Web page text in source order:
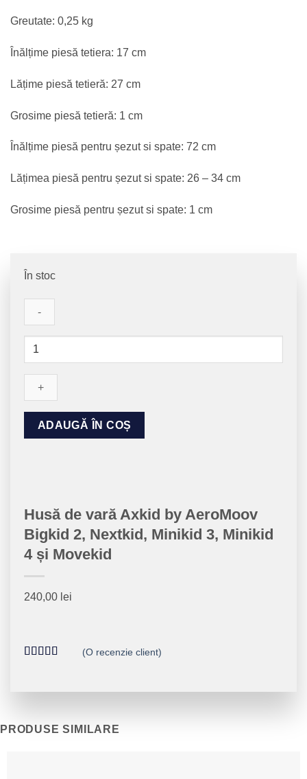
Greutate: 0,25 kg
Înălțime piesă tetiera: 17 cm
Lățime piesă tetieră: 27 cm
Grosime piesă tetieră: 1 cm
Înălțime piesă pentru șezut si spate: 72 cm
Lățimea piesă pentru șezut si spate: 26 – 34 cm
Grosime piesă pentru șezut si spate: 1 cm
În stoc
Cantitate
de
vară
AeroMoov
3,
Minikid
4
Movekid
ADAUGĂ ÎN COȘ
Husă de vară Axkid by AeroMoov
Bigkid 2, Nextkid, Minikid 3, Minikid
4 și Movekid
240,00 lei
baza unei
(O recenzie client)
PRODUSE SIMILARE